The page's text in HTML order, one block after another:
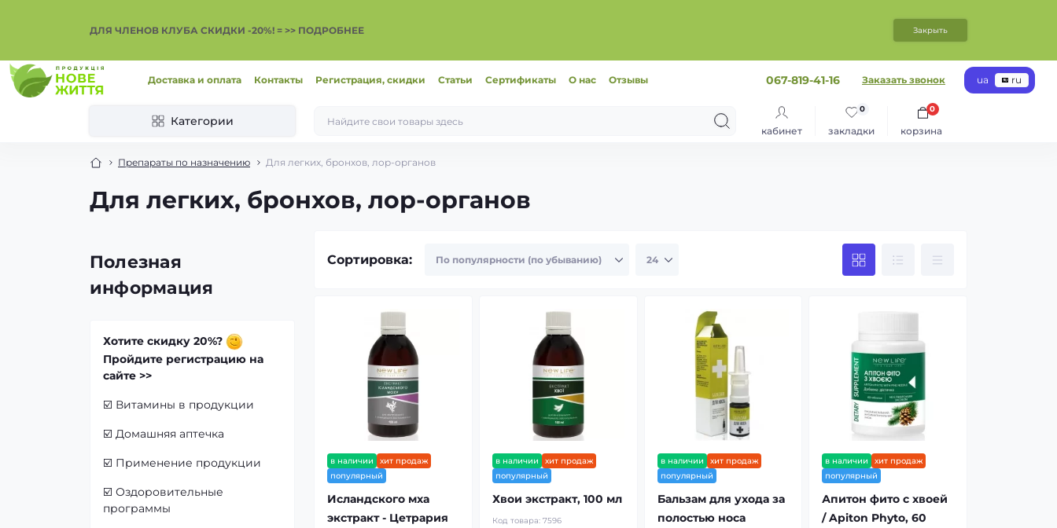
ДЛЯ ЧЛЕНОВ КЛУБА СКИДКИ -20%! = >> ПОДРОБНЕЕ Закрыть
Доставка и оплата Контакты Регистрация, скидки Статьи Сертификаты О нас Отзывы 067-819-41-16 Заказать звонок ua ru
Категории
кабинет закладки
0
корзина
0
Препараты по назначению Для легких, бронхов, лор-органов
Для легких, бронхов, лор-органов
Полезная
информация
Хотите скидку 20%?
Пройдите регистрацию на
сайте >>
☑️ Витамины в продукции
☑️ Домашняя аптечка
☑️ Применение продукции
☑️ Оздоровительные
программы
Сортировка:
в наличии
хит продаж
популярный
Исландского мха
экстракт - Цетрария
в наличии
хит продаж
популярный
Хвои экстракт, 100 мл
Код товара: 7596
в наличии
хит продаж
популярный
Бальзам для ухода за
полостью носа
в наличии
хит продаж
популярный
Апитон фито с хвоей
/ Apiton Phyto, 60